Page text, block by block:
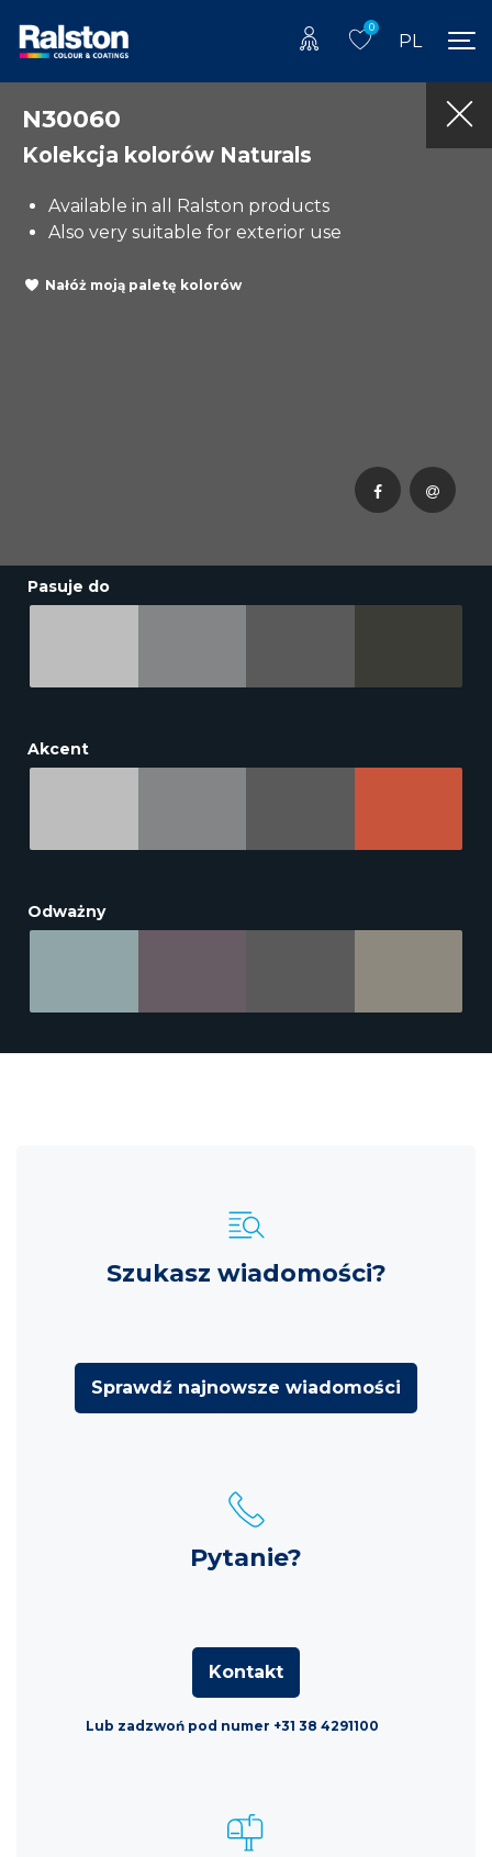
0
PL
N30060
Kolekcja kolorów Naturals
Available in all Ralston products
Also very suitable for exterior use
Nałóż moją paletę kolorów
Pasuje do
Akcent
Odważny
Szukasz wiadomości?
Sprawdź najnowsze wiadomości
Pytanie?
Kontakt
Lub zadzwoń pod numer +31 38 4291100